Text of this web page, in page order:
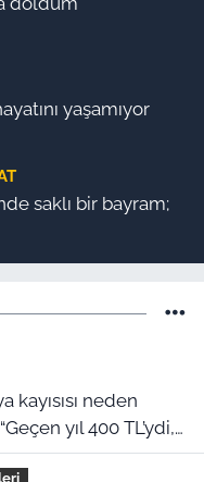
yaşamıyor
saklı bir bayram;
yıl 400 TL’ydi,